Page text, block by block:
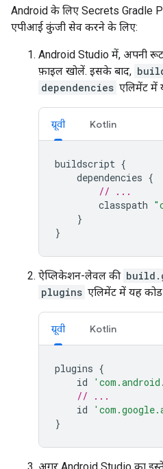
Android के लिए Secrets Gradle
एपीआई कुंजी सेव करने के लिए:
Android Studio में, अपनी
फ़ाइल खोलें. इसके बाद,
dependencies एलिमेंट में
ग्रूवी Kotlin
buildscript {
dependencies {
// ...
classpath
}
}
ऐप्लिकेशन-लेवल की
plugins एलिमेंट में यह कोड
ग्रूवी Kotlin
plugins {
id
// ...
id
}